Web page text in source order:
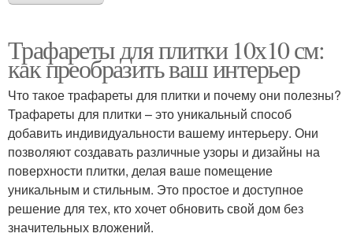
Трафареты для плитки 10х10 см:
как преобразить ваш интерьер
Что такое трафареты для плитки и почему они полезны?
Трафареты для плитки – это уникальный способ
добавить индивидуальности вашему интерьеру. Они
позволяют создавать различные узоры и дизайны на
поверхности плитки, делая ваше помещение
уникальным и стильным. Это простое и доступное
решение для тех, кто хочет обновить свой дом без
значительных вложений.